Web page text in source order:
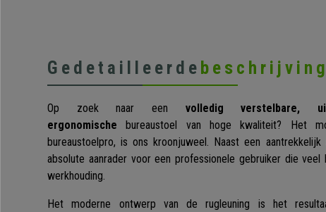
Gedetailleerde beschrijving
Op zoek naar een volledig verstelbare,
ergonomische bureaustoel van hoge kwaliteit? Het
bureaustoelpro, is ons kroonjuweel. Naast een
absolute aanrader voor een professionele gebruiker die veel
werkhouding.
Het moderne ontwerp van de rugleuning is het